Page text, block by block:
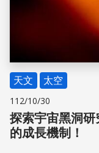
天文 太空
112/10/30
探索宇宙黑洞研
的成長機制！